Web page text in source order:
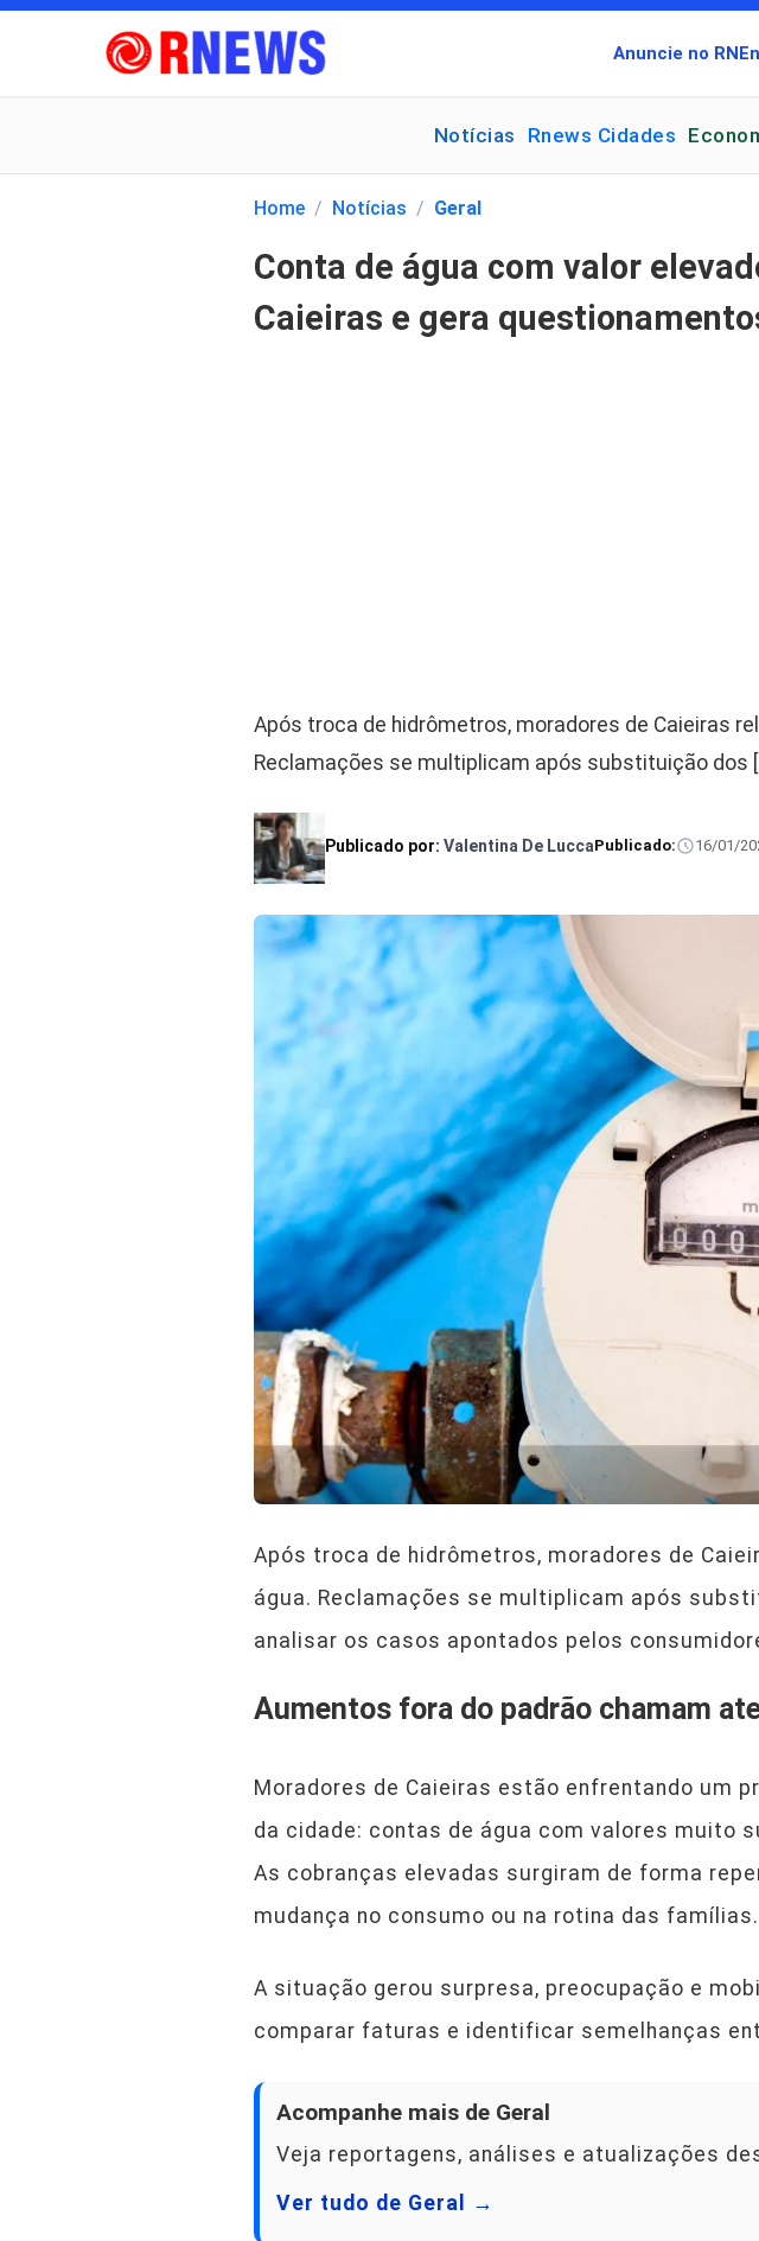
Anuncie no RN
Pesquisar
por:
Notícias Rnews Cidades
Home / Notícias / Geral
Conta de água com valor
Caieiras e gera
Após troca de hidrômetros, moradores de Caieiras
Reclamações se multiplicam após substituição dos
Publicado por: Valentina De LuccaPublicado: 16/01/
Após troca de hidrômetros, moradores de
água. Reclamações se multiplicam após
analisar os casos apontados pelos
Aumentos fora do padrão chamam
Moradores de Caieiras estão enfrentando um
da cidade: contas de água com valores muito
As cobranças elevadas surgiram de forma
mudança no consumo ou na rotina das famílias.
A situação gerou surpresa, preocupação e
comparar faturas e identificar semelhanças
Acompanhe mais de Geral
Veja reportagens, análises e atualizações
Ver tudo de Geral →